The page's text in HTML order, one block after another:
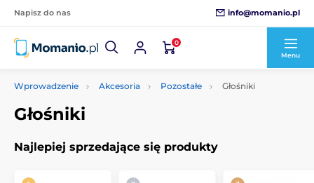
Napisz do nas info@momanio.pl
0
Menu
Wprowadzenie Akcesoria Pozostałe Głośniki
Głośniki
Najlepiej sprzedające się produkty